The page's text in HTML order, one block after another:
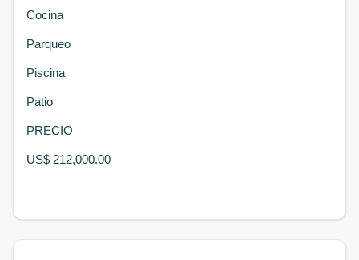
Cocina
Parqueo
Piscina
Patio
PRECIO
US$ 212,000.00